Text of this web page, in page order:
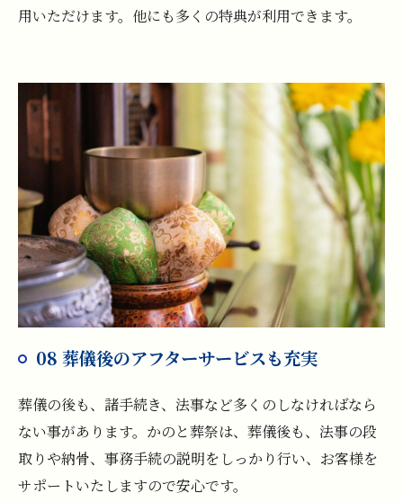
用いただけます。他にも多くの特典が利用できます。
08 葬儀後のアフターサービスも充実
葬儀の後も、諸手続き、法事など多くのしなければなら
ない事があります。かのと葬祭は、葬儀後も、法事の段
取りや納骨、事務手続の説明をしっかり行い、お客様を
サポートいたしますので安心です。